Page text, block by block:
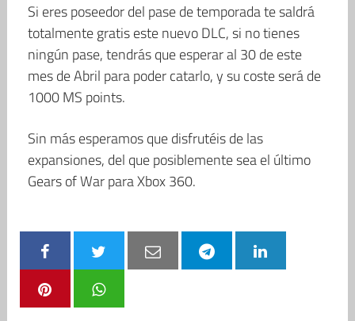
Si eres poseedor del pase de temporada te saldrá
totalmente gratis este nuevo DLC, si no tienes
ningún pase, tendrás que esperar al 30 de este
mes de Abril para poder catarlo, y su coste será de
1000 MS points.
Sin más esperamos que disfrutéis de las
expansiones, del que posiblemente sea el último
Gears of War para Xbox 360.